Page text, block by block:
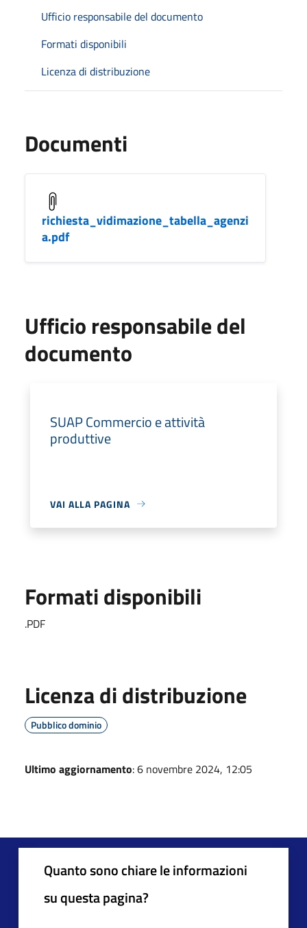
Ufficio responsabile del documento
Formati disponibili
Licenza di distribuzione
Documenti
richiesta_vidimazione_tabella_agenzi
a.pdf
Ufficio responsabile del
documento
SUAP Commercio e attività
produttive
VAI ALLA PAGINA
Formati disponibili
.PDF
Licenza di distribuzione
Pubblico dominio
Ultimo aggiornamento: 6 novembre 2024, 12:05
Quanto sono chiare le informazioni
su questa pagina?